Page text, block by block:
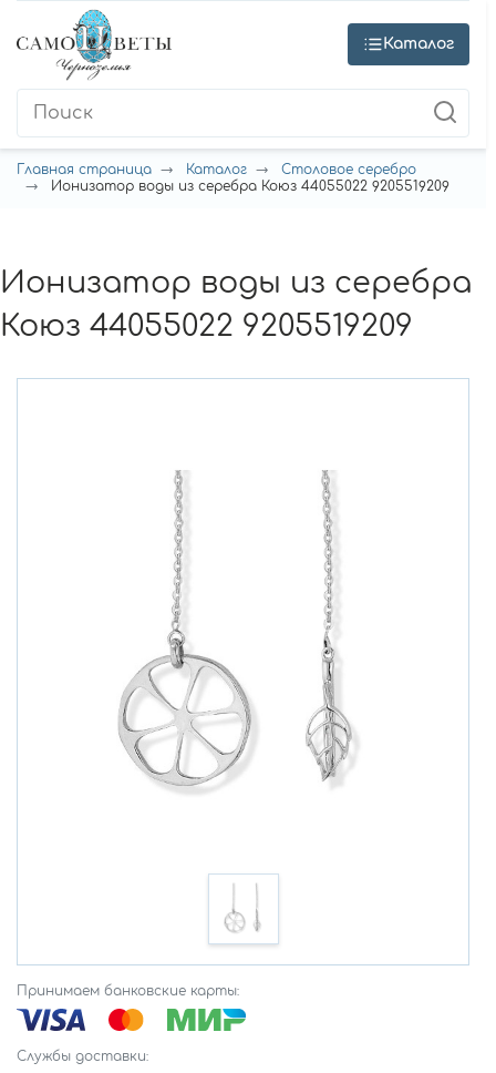
Каталог
Главная страница Каталог
Столовое серебро
Ионизатор воды из серебра Коюз 44055022 9205519209
Ионизатор воды из серебра
Коюз 44055022 9205519209
Принимаем банковские карты:
Службы доставки: